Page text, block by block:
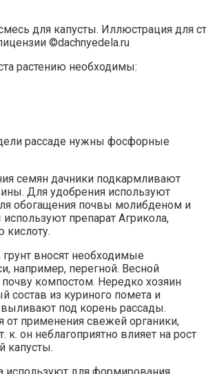
для капусты. Иллюстрация для
©dachnyedela.ru
растению необходимы:
рассаде нужны фосфорные
семян дачники подкармливают
Для удобрения используют
обогащения почвы молибденом и
препарат Агрикола,
вносят необходимые
например, перегной. Весной
компостом. Нередко хозяин
состав из куриного помета и
выливают под корень рассады.
от применения свежей органики,
к. он неблагоприятно влияет на рост
капусты.